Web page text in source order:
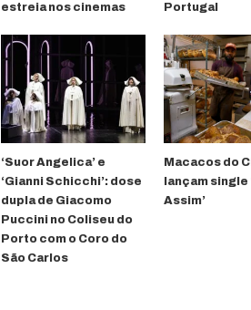
estreia nos cinemas
Portugal
‘Suor Angelica’ e
‘Gianni Schicchi’: dose
dupla de Giacomo
Puccini no Coliseu do
Porto com o Coro do
São Carlos
Macacos do
lançam single
Assim’